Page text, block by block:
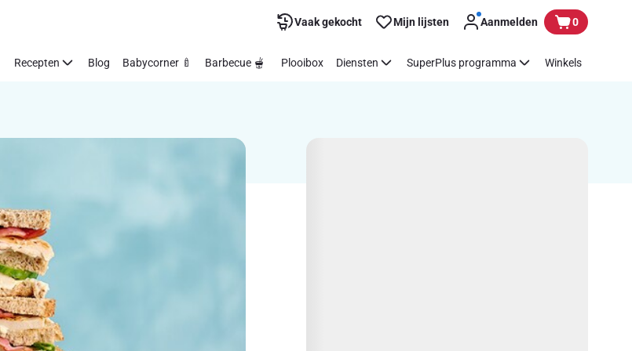
Vaak gekocht Mijn lijsten Aanmelden 0
Recepten Blog Babycorner 🍼 Barbecue 🫕 Plooibox Diensten SuperPlus programma Winkels